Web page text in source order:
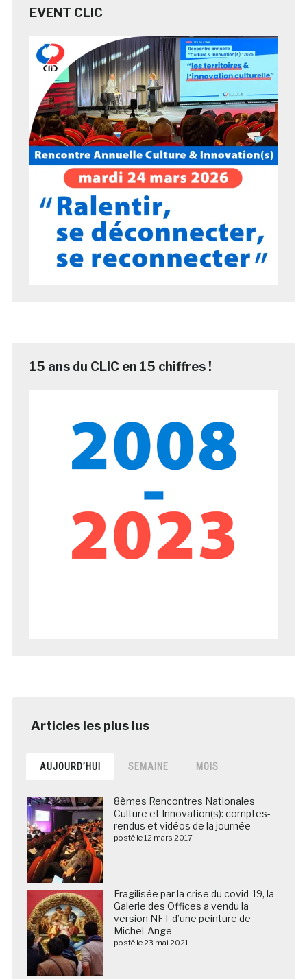
EVENT CLIC
15 ans du CLIC en 15 chiffres !
AUJOURD’HUI SEMAINE MOIS
8èmes Rencontres Nationales
Culture et Innovation(s): comptes-
rendus et vidéos de la journée
posté le 12 mars 2017
Fragilisée par la crise du covid-19, la
Galerie des Offices a vendu la
version NFT d’une peinture de
Michel-Ange
posté le 23 mai 2021